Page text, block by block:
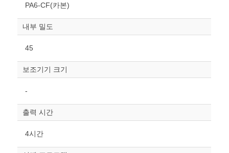
너비
높이
PA6-CF(카본)
내부 밀도
45
보조기기 크기
-
출력 시간
4시간